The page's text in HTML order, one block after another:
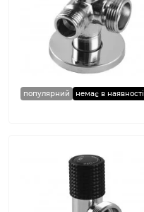
популярний немає в наявності